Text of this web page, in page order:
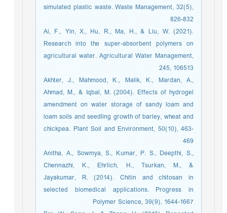
simulated plastic waste. Waste Management, 32(5),
826-832
Ai, F., Yin, X., Hu, R., Ma, H., & Liu, W. (2021).
Research into the super-absorbent polymers on
agricultural water. Agricultural Water Management,
245, 106513
Akhter, J., Mahmood, K., Malik, K., Mardan, A.,
Ahmad, M., & Iqbal, M. (2004). Effects of hydrogel
amendment on water storage of sandy loam and
loam soils and seedling growth of barley, wheat and
chickpea. Plant Soil and Environment, 50(10), 463-
469
Anitha, A., Sowmya, S., Kumar, P. S., Deepthi, S.,
Chennazhi, K., Ehrlich, H., Tsurkan, M., &
Jayakumar, R. (2014). Chitin and chitosan in
selected biomedical applications. Progress in
Polymer Science, 39(9), 1644-1667